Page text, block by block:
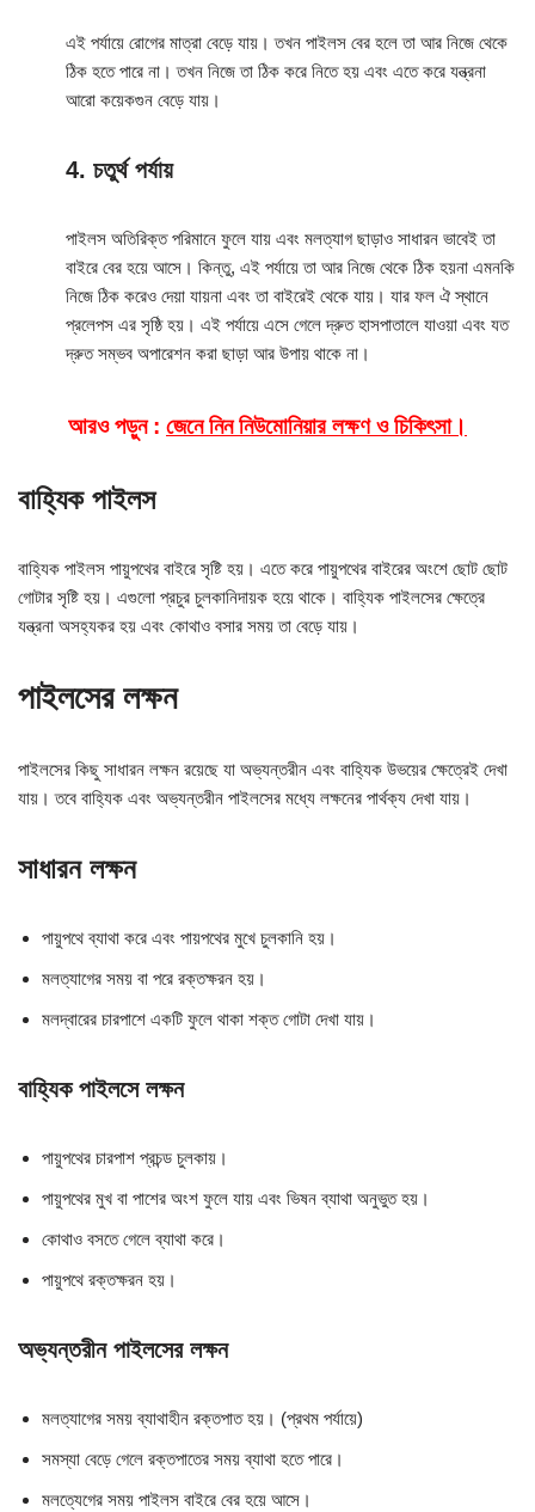
এই পর্যায়ে রোগের মাত্রা বেড়ে যায়। তখন পাইলস বের হলে তা আর নিজে থেকে
ঠিক হতে পারে না। তখন নিজে তা ঠিক করে নিতে হয় এবং এতে করে যন্ত্রনা
আরো কয়েকগুন বেড়ে যায়।
4. চতুর্থ পর্যায়
পাইলস অতিরিক্ত পরিমানে ফুলে যায় এবং মলত্যাগ ছাড়াও সাধারন ভাবেই তা
বাইরে বের হয়ে আসে। কিন্তু, এই পর্যায়ে তা আর নিজে থেকে ঠিক হয়না এমনকি
নিজে ঠিক করেও দেয়া যায়না এবং তা বাইরেই থেকে যায়। যার ফল ঐ স্থানে
প্রলেপস এর সৃষ্ঠি হয়। এই পর্যায়ে এসে গেলে দ্রুত হাসপাতালে যাওয়া এবং যত
দ্রুত সম্ভব অপারেশন করা ছাড়া আর উপায় থাকে না।
আরও পড়ুন : জেনে নিন নিউমোনিয়ার লক্ষণ ও চিকিৎসা।
বাহ্যিক পাইলস
বাহ্যিক পাইলস পায়ুপথের বাইরে সৃষ্টি হয়। এতে করে পায়ুপথের বাইরের অংশে ছোট ছোট
গোটার সৃষ্টি হয়। এগুলো প্রচুর চুলকানিদায়ক হয়ে থাকে। বাহ্যিক পাইলসের ক্ষেত্রে
যন্ত্রনা অসহ্যকর হয় এবং কোথাও বসার সময় তা বেড়ে যায়।
পাইলসের লক্ষন
পাইলসের কিছু সাধারন লক্ষন রয়েছে যা অভ্যন্তরীন এবং বাহ্যিক উভয়ের ক্ষেত্রেই দেখা
যায়। তবে বাহ্যিক এবং অভ্যন্তরীন পাইলসের মধ্যে লক্ষনের পার্থক্য দেখা যায়।
সাধারন লক্ষন
পায়ুপথে ব্যাথা করে এবং পায়পথের মুখে চুলকানি হয়।
মলত্যাগের সময় বা পরে রক্তক্ষরন হয়।
মলদ্বারের চারপাশে একটি ফুলে থাকা শক্ত গোটা দেখা যায়।
বাহ্যিক পাইলসে লক্ষন
পায়ুপথের চারপাশ প্রচন্ড চুলকায়।
পায়ুপথের মুখ বা পাশের অংশ ফুলে যায় এবং ভিষন ব্যাথা অনুভুত হয়।
কোথাও বসতে গেলে ব্যাথা করে।
পায়ুপথে রক্তক্ষরন হয়।
অভ্যন্তরীন পাইলসের লক্ষন
মলত্যাগের সময় ব্যাথাহীন রক্তপাত হয়। (প্রথম পর্যায়ে)
সমস্যা বেড়ে গেলে রক্তপাতের সময় ব্যাথা হতে পারে।
মলত্যেগের সময় পাইলস বাইরে বের হয়ে আসে।